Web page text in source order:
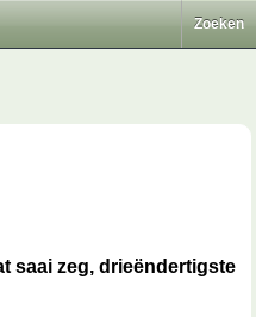
Zoeken
saai zeg, drieëndertigste